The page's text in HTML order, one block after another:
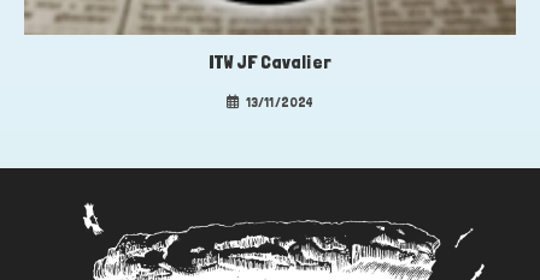
ITW JF Cavalier
13/11/2024